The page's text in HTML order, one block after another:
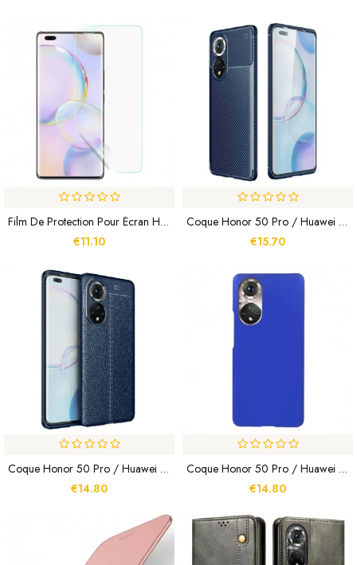
Film De Protection Pour Écran Honor 50 Pro \ Huawei Nova 9 Pro
€11.10
Coque Honor 50 Pro / Huawei Nova 9 Pro Flexible Texture Fibre Carbone
€15.70
Coque Honor 50 Pro / Huawei Nova 9 Pro Effet Cuir Litchi Double Line
€14.80
Coque Honor 50 Pro / Huawei Nova 9 Pro Rigide Classique
€14.80